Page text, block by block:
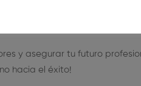
y asegurar tu futuro
hacia el éxito!